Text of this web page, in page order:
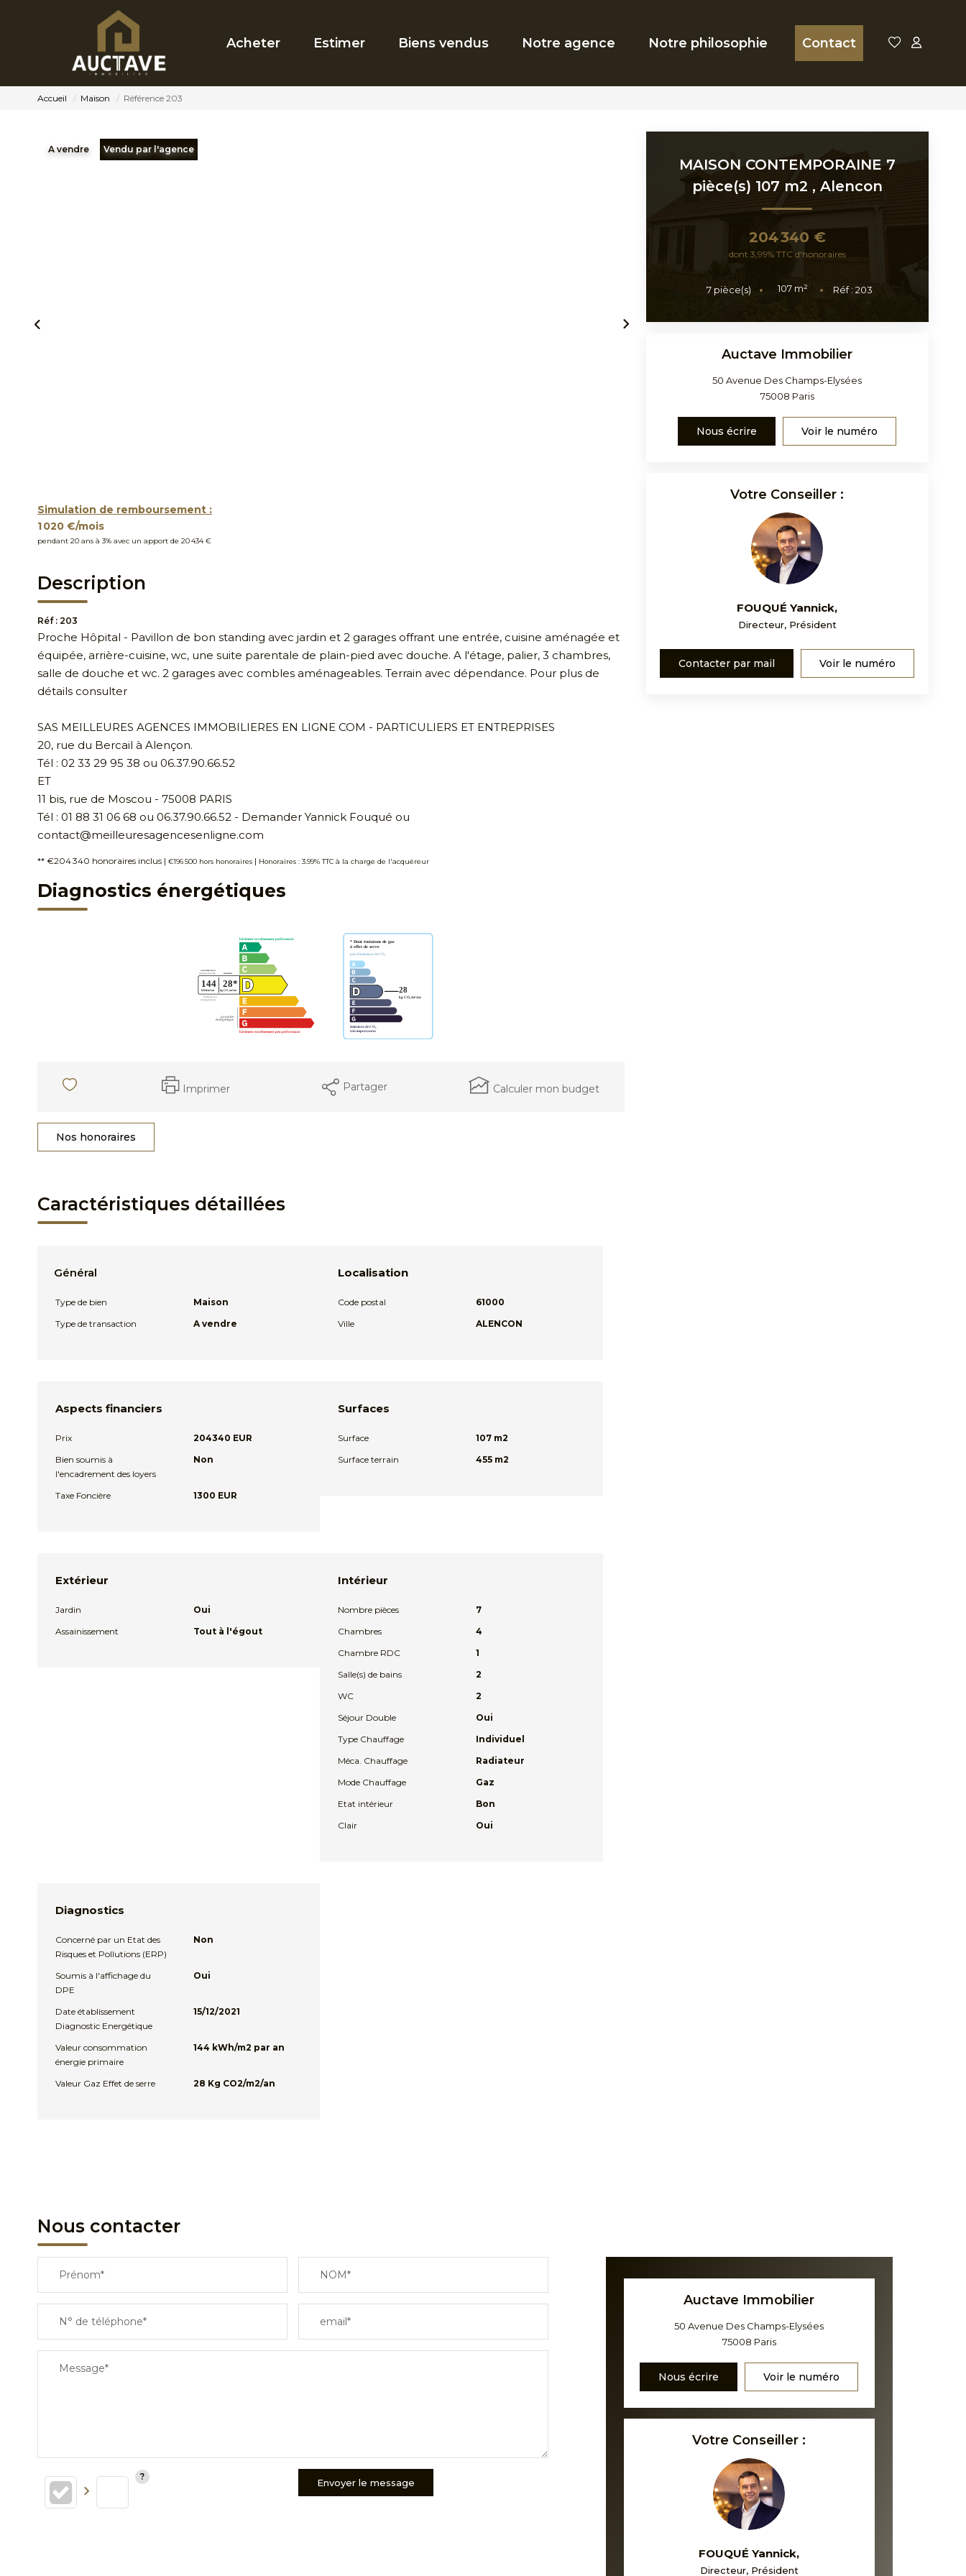
Acheter Estimer Biens vendus Notre agence Notre philosophie Contact
Accueil Maison Référence 203
A vendre Vendu par l'agence
Simulation de remboursement :
1 020 €/mois
pendant 20 ans à 3% avec un apport de 20 434 €
Description
Réf : 203
Proche Hôpital - Pavillon de bon standing avec jardin et 2 garages offrant une entrée, cuisine aménagée et
équipée, arrière-cuisine, wc, une suite parentale de plain-pied avec douche. A l'étage, palier, 3 chambres,
salle de douche et wc. 2 garages avec combles aménageables. Terrain avec dépendance. Pour plus de
détails consulter
SAS MEILLEURES AGENCES IMMOBILIERES EN LIGNE COM - PARTICULIERS ET ENTREPRISES
20, rue du Bercail à Alençon.
Tél : 02 33 29 95 38 ou 06.37.90.66.52
ET
11 bis, rue de Moscou - 75008 PARIS
Tél : 01 88 31 06 68 ou 06.37.90.66.52 - Demander Yannick Fouqué ou
contact@meilleuresagencesenligne.com
** €204 340 honoraires inclus | €196 500 hors honoraires | Honoraires : 3.99% TTC à la charge de l'acquéreur
Diagnostics énergétiques
Imprimer Partager Calculer mon budget
Nos honoraires
Caractéristiques détaillées
Général
Type de bien
Maison
Type de transaction
A vendre
Localisation
Code postal
61000
Ville
ALENCON
Aspects financiers
Prix
204340 EUR
Bien soumis à
l'encadrement des loyers
Non
Taxe Foncière 1300 EUR
Surfaces
Surface
107 m2
Surface terrain
455 m2
Extérieur
Jardin
Oui
Assainissement
Tout à l'égout
Intérieur
Nombre pièces
7
Chambres
4
Chambre RDC
1
Salle(s) de bains
2
WC
2
Séjour Double
Oui
Type Chauffage
Individuel
Méca. Chauffage
Radiateur
Mode Chauffage
Gaz
Etat intérieur
Bon
Clair
Oui
Diagnostics
Concerné par un Etat des
Risques et Pollutions (ERP)
Non
Soumis à l'affichage du
DPE
Oui
Date établissement
Diagnostic Energétique
15/12/2021
Valeur consommation
énergie primaire
144 kWh/m2 par an
Valeur Gaz Effet de serre 28 Kg CO2/m2/an
MAISON CONTEMPORAINE 7
pièce(s) 107 m2 , Alencon
204 340 €
dont 3,99% TTC d'honoraires
7 pièce(s) 107 m² Réf : 203
Auctave Immobilier
50 Avenue Des Champs-Elysées
75008 Paris
Nous écrire Voir le numéro
Votre Conseiller :
FOUQUÉ Yannick,
Directeur, Président
Contacter par mail Voir le numéro
Nous contacter
Prénom* NOM*
N° de téléphone* email*
Message*
Envoyer le message
Auctave Immobilier
50 Avenue Des Champs-Elysées
75008 Paris
Nous écrire Voir le numéro
Votre Conseiller :
FOUQUÉ Yannick,
Directeur, Président